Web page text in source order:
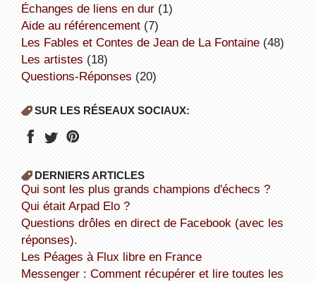
échanges de liens en dur(1)
aide au référencement(7)
Les Fables et Contes de Jean de La Fontaine(48)
Les artistes (18)
Questions-Réponses (20)
SUR LES RÉSEAUX SOCIAUX:
DERNIERS ARTICLES
Qui sont les plus grands champions d'échecs ?
Qui était Arpad Elo ?
Questions drôles en direct de Facebook (avec les
réponses).
Les Péages à Flux libre en France
Messenger : Comment récupérer et lire toutes les